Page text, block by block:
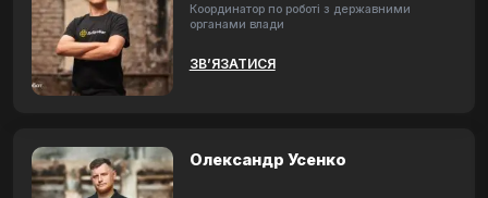
Координатор по роботі з державними
органами влади
ЗВ’ЯЗАТИСЯ
Олександр Усенко